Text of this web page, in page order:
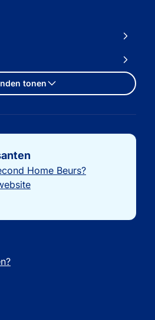
tonen
Home Beurs?